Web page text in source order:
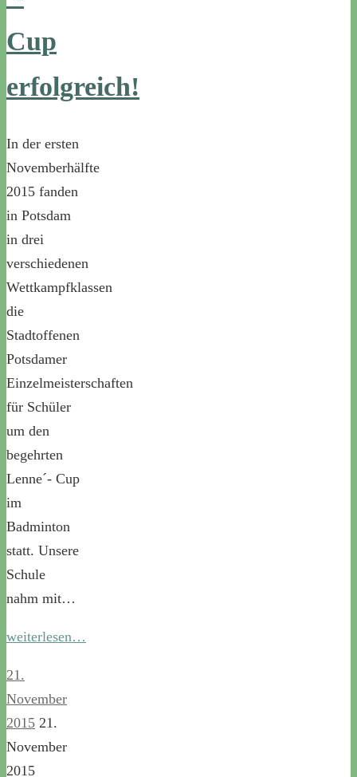
Cup
erfolgreich!
In der ersten
Novemberhälfte
2015 fanden
in Potsdam
in drei
verschiedenen
Wettkampfklassen
die
Stadtoffenen
Potsdamer
Einzelmeisterschaften
für Schüler
um den
begehrten
Lenne´- Cup
im
Badminton
statt. Unsere
Schule
nahm mit…
weiterlesen…
21.
November
2015 21.
November
2015